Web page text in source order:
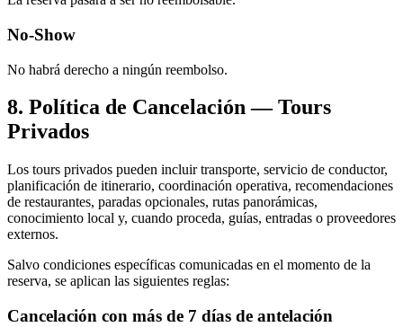
No-Show
No habrá derecho a ningún reembolso.
8. Política de Cancelación — Tours
Privados
Los tours privados pueden incluir transporte, servicio de conductor,
planificación de itinerario, coordinación operativa, recomendaciones
de restaurantes, paradas opcionales, rutas panorámicas,
conocimiento local y, cuando proceda, guías, entradas o proveedores
externos.
Salvo condiciones específicas comunicadas en el momento de la
reserva, se aplican las siguientes reglas:
Cancelación con más de 7 días de antelación